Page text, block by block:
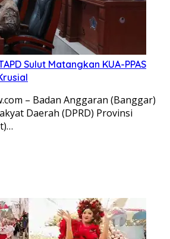
Sulut Matangkan KUA-PPAS
– Badan Anggaran (Banggar)
Daerah (DPRD) Provinsi